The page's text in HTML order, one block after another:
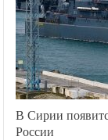
В Сирии
России